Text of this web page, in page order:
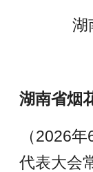
湖
湖南省烟
（2026
代表大会